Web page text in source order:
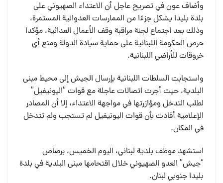
وأضاف عون في تصريح عاجل أن الاعتداء الصهيوني على
بلدة بليدا يشكل جزءًا من الممارسات العدوانية المستمرة،
وذلك بعد اجتماع لجنة مراقبة وقف الأعمال العدائية، مؤكدا
حرص الحكومة اللبنانية على حماية سيادة الدولة ومنع أي
خروقات للأراضي اللبنانية.
واستجابت السلطات اللبنانية بإرسال الجيش إلى محيط مبنى
البلدية، حيث أجرت اتصالات عاجلة مع قوات “اليونيفيل”
لطلب التدخل ومؤازرتها في مواجهة الاعتداء، إلا أن المصادر
الإعلامية أفادت بأن قوات اليونيفيل لم تستجب ولم تتدخل
في المكان.
استشهد موظف بلدية لبناني، اليوم الخميس، برصاص
“جيش” العدو الصهيوني خلال اقتحامها مبنى البلدية في بلدة
بليدا جنوبي لبنان.